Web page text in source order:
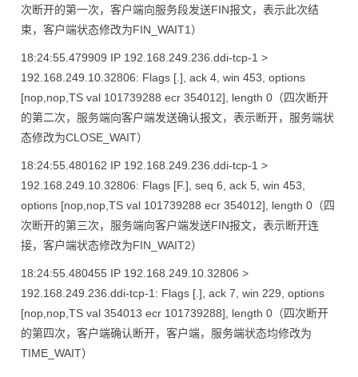
次断开的第一次，客户端向服务段发送FIN报文，表示此次结
束，客户端状态修改为FIN_WAIT1）
18:24:55.479909 IP 192.168.249.236.ddi-tcp-1 >
192.168.249.10.32806: Flags [.], ack 4, win 453, options
[nop,nop,TS val 101739288 ecr 354012], length 0（四次断开
的第二次，服务端向客户端发送确认报文，表示断开，服务端状
态修改为CLOSE_WAIT）
18:24:55.480162 IP 192.168.249.236.ddi-tcp-1 >
192.168.249.10.32806: Flags [F.], seq 6, ack 5, win 453,
options [nop,nop,TS val 101739288 ecr 354012], length 0（四
次断开的第三次，服务端向客户端发送FIN报文，表示断开连
接，客户端状态修改为FIN_WAIT2）
18:24:55.480455 IP 192.168.249.10.32806 >
192.168.249.236.ddi-tcp-1: Flags [.], ack 7, win 229, options
[nop,nop,TS val 354013 ecr 101739288], length 0（四次断开
的第四次，客户端确认断开，客户端，服务端状态均修改为
TIME_WAIT）